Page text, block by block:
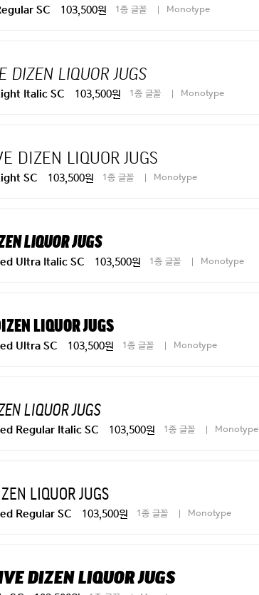
SC 103,500원 1종 글꼴 Monotype
dizen liquor jugs
Italic SC 103,500원 1종 글꼴 Monotype
dizen liquor jugs
SC 103,500원 1종 글꼴 Monotype
liquor jugs
Ultra Italic SC 103,500원 1종 글꼴 Monotype
liquor jugs
Ultra SC 103,500원 1종 글꼴 Monotype
liquor jugs
Regular Italic SC 103,500원 1종 글꼴 Monotype
liquor jugs
Regular SC 103,500원 1종 글꼴 Monotype
dizen liquor jugs